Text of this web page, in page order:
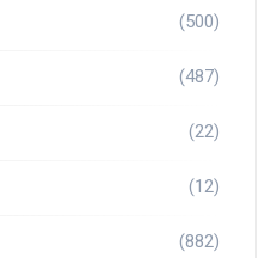
(500)
(487)
(22)
(12)
(882)